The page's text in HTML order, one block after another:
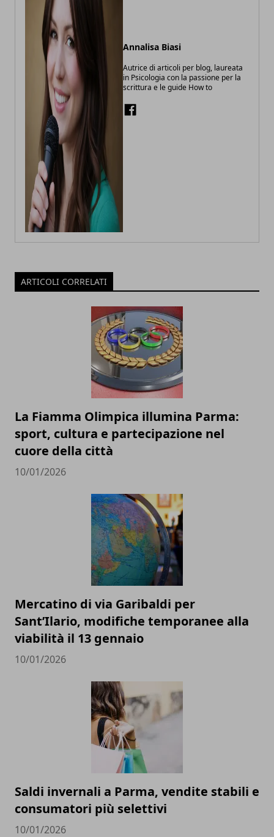
Annalisa Biasi
Autrice di articoli per blog, laureata
in Psicologia con la passione per la
scrittura e le guide How to
ARTICOLI CORRELATI
La Fiamma Olimpica illumina Parma:
sport, cultura e partecipazione nel
cuore della città
10/01/2026
Mercatino di via Garibaldi per
Sant’Ilario, modifiche temporanee alla
viabilità il 13 gennaio
10/01/2026
Saldi invernali a Parma, vendite stabili e
consumatori più selettivi
10/01/2026